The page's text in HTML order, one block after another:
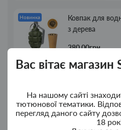
Вас вітає магазин
На нашому сайті
тютюнової тематики.
перегляд даного сайту
18
Новинка
Ковпак для
з дерева
380.00грн.
350.00грн.